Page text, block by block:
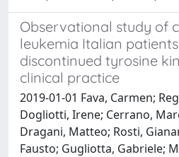
Observational study of
leukemia Italian
discontinued tyrosine
clinical practice
2019-01-01 Fava, Carmen;
Dogliotti, Irene; Cerrano,
Dragani, Matteo; Rosti,
Fausto; Gugliotta, Gabriele;